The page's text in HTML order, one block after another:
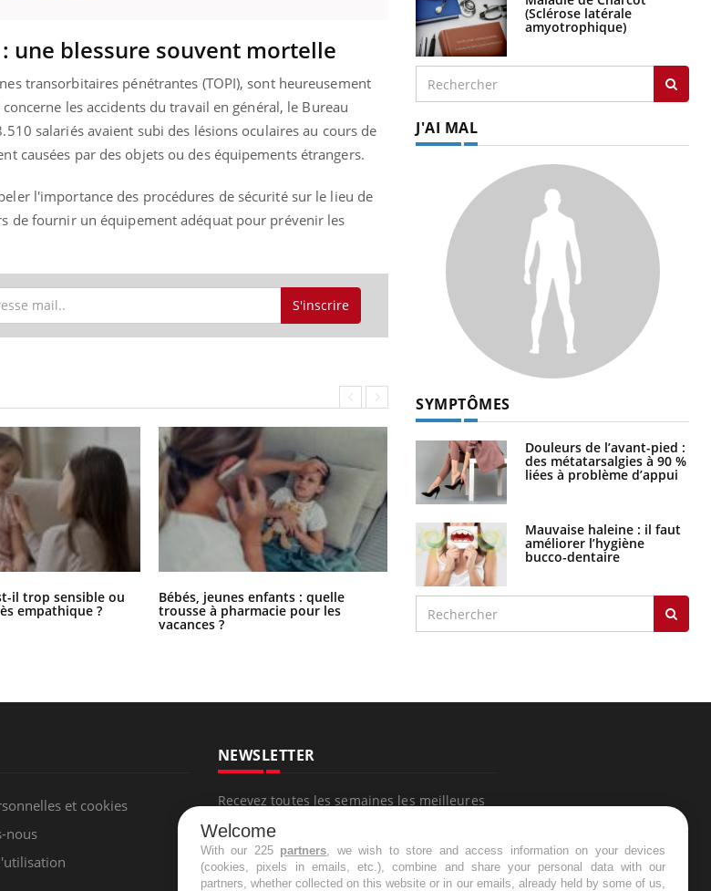
une blessure souvent mortelle
transorbitaires pénétrantes (TOPI), sont heureusement
les accidents du travail en général, le Bureau
salariés avaient subi des lésions oculaires au cours de
causées par des objets ou des équipements étrangers.
l'importance des procédures de sécurité sur le lieu de
de fournir un équipement adéquat pour prévenir les
S'inscrire
il trop sensible ou
empathique ?
Bébés, jeunes enfants : quelle
trousse à pharmacie pour les
vacances ?
Syndrome métabolique : quels sont
les meilleurs exercices physiques ?
(Sclérose latérale
amyotrophique)
J'AI MAL
SYMPTÔMES
Douleurs de l’avant-pied :
des métatarsalgies à 90 %
liées à problème d’appui
Mauvaise haleine : il faut
améliorer l’hygiène
bucco-dentaire
et cookies
nous
NEWSLETTER
Recevez toutes les semaines les meilleures
Welcome
With our 225 partners, we wish to store and access information on your devices
(cookies, pixels in emails, etc.), combine and share your personal data with our
partners, whether collected on this website or in our emails, already held by some of us,